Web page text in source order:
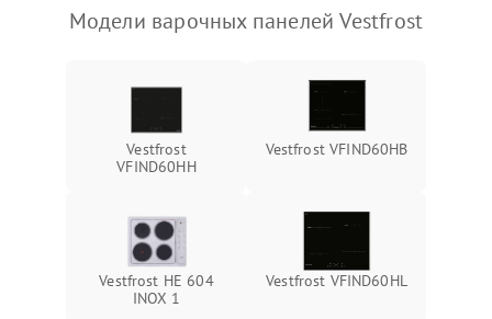
Модели варочных панелей Vestfrost
Vestfrost
VFIND60HH
Vestfrost VFIND60HB
Vestfrost HE 604
INOX 1
Vestfrost VFIND60HL